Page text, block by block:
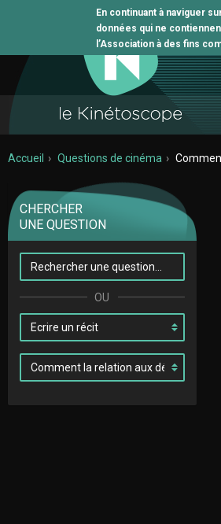
En continuant à naviguer
données qui ne
l’Association à des fins
Accueil Questions de cinéma
CHERCHER
UNE QUESTION